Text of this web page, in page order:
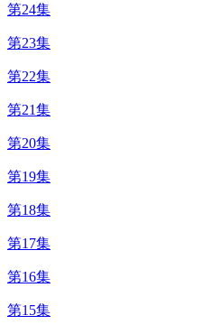
第24集
第23集
第22集
第21集
第20集
第19集
第18集
第17集
第16集
第15集